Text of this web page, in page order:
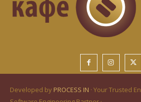
Developed by PROCESS IN · Your Trusted